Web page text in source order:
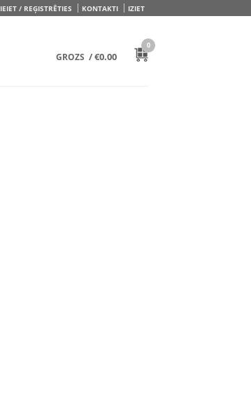
IEIET / REĢISTRĒTIES KONTAKTI IZIET
GROZS /€0.00
0